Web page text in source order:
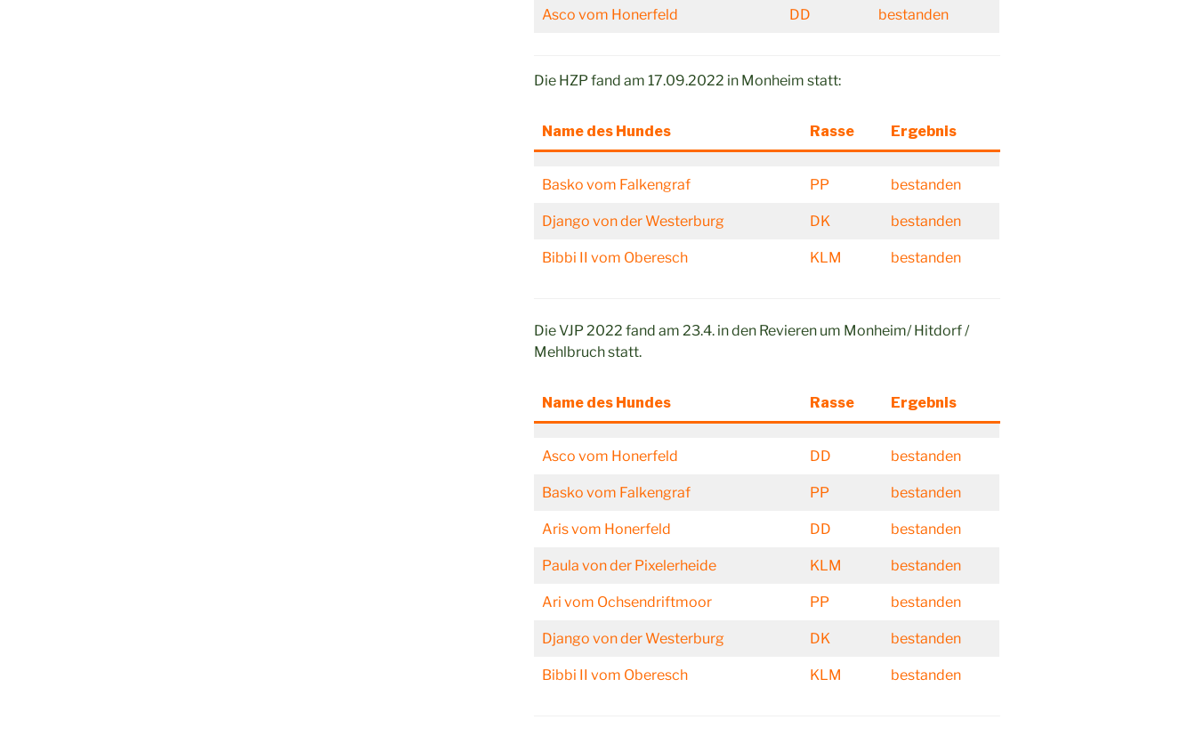
Asco vom Honerfeld DD bestanden
Die HZP fand am 17.09.2022 in Monheim statt:
Name des Hundes Rasse Ergebnis
Basko vom Falkengraf PP bestanden
Django von der Westerburg DK bestanden
Bibbi II vom Oberesch KLM bestanden
Die VJP 2022 fand am 23.4. in den Revieren um Monheim/ Hitdorf /
Mehlbruch statt.
Name des Hundes Rasse Ergebnis
Asco vom Honerfeld DD bestanden
Basko vom Falkengraf PP bestanden
Aris vom Honerfeld DD bestanden
Paula von der Pixelerheide KLM bestanden
Ari vom Ochsendriftmoor PP bestanden
Django von der Westerburg DK bestanden
Bibbi II vom Oberesch KLM bestanden